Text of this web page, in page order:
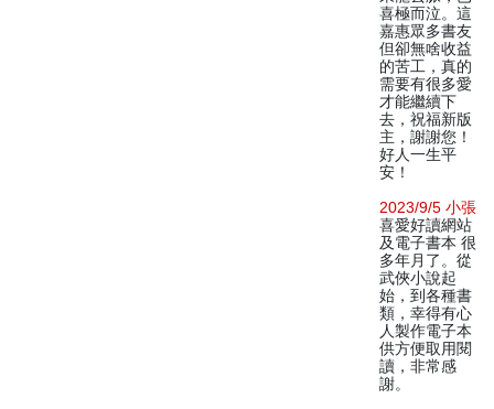
喜極而泣。這
嘉惠眾多書友
但卻無啥收益
的苦工，真的
需要有很多愛
才能繼續下
去，祝福新版
主，謝謝您！
好人一生平
安！
2023/9/5 小張
喜愛好讀網站
及電子書本 很
多年月了。從
武俠小說起
始，到各種書
類，幸得有心
人製作電子本
供方便取用閱
讀，非常感
謝。